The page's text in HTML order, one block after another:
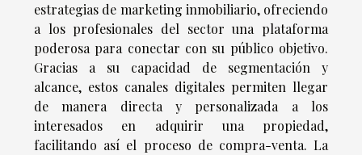
estrategias de marketing inmobiliario, ofreciendo
a los profesionales del sector una plataforma
poderosa para conectar con su público objetivo.
Gracias a su capacidad de segmentación y
alcance, estos canales digitales permiten llegar
de manera directa y personalizada a los
interesados en adquirir una propiedad,
facilitando así el proceso de compra-venta. La